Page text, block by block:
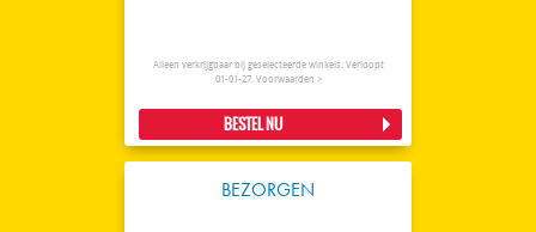
Alleen verkrijgbaar bij geselecteerde winkels. Verloopt
01-01-27. Voorwaarden >
BESTEL NU
BEZORGEN